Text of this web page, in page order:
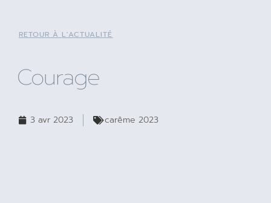
RETOUR À L'ACTUALITÉ
Courage
3 avr 2023 carême 2023